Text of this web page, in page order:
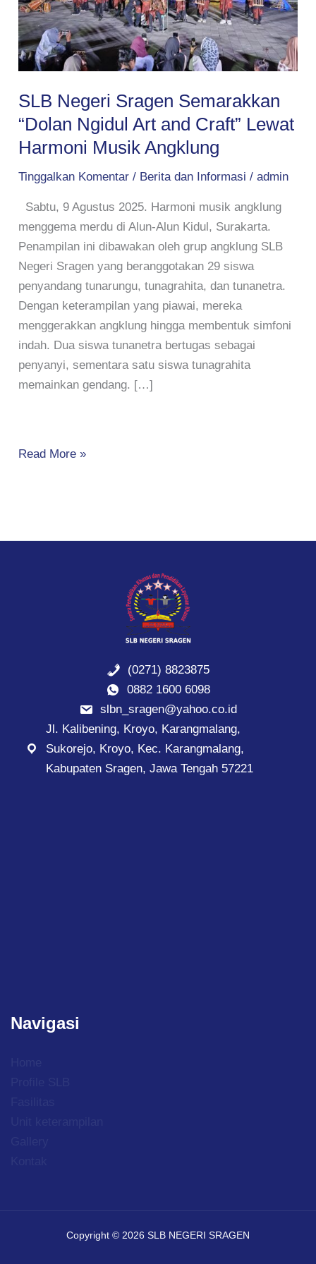
SLB Negeri Sragen Semarakkan
“Dolan Ngidul Art and Craft” Lewat
Harmoni Musik Angklung
Tinggalkan Komentar / Berita dan Informasi /admin
Sabtu, 9 Agustus 2025. Harmoni musik angklung
menggema merdu di Alun-Alun Kidul, Surakarta.
Penampilan ini dibawakan oleh grup angklung SLB
Negeri Sragen yang beranggotakan 29 siswa
penyandang tunarungu, tunagrahita, dan tunanetra.
Dengan keterampilan yang piawai, mereka
menggerakkan angklung hingga membentuk simfoni
indah. Dua siswa tunanetra bertugas sebagai
penyanyi, sementara satu siswa tunagrahita
memainkan gendang. […]
Ngidul
Art
and
Lewat
Harmoni
Musik
Read More »
(0271) 8823875
0882 1600 6098
slbn_sragen@yahoo.co.id
Jl. Kalibening, Kroyo, Karangmalang,
Sukorejo, Kroyo, Kec. Karangmalang,
Kabupaten Sragen, Jawa Tengah 57221
Navigasi
Copyright © 2026 SLB NEGERI SRAGEN